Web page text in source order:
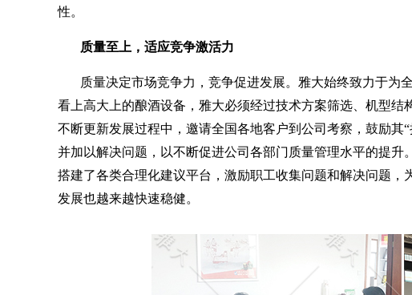
性。
质量至上，适应竞争激活力
质量决定市场竞争力，竞争促进发展。雅大始终致力于为
看上高大上的酿酒设备，雅大必须经过技术方案筛选、机型
不断更新发展过程中，邀请全国各地客户到公司考察，鼓励其
并加以解决问题，以不断促进公司各部门质量管理水平的提
搭建了各类合理化建议平台，激励职工收集问题和解决问题
发展也越来越快速稳健。